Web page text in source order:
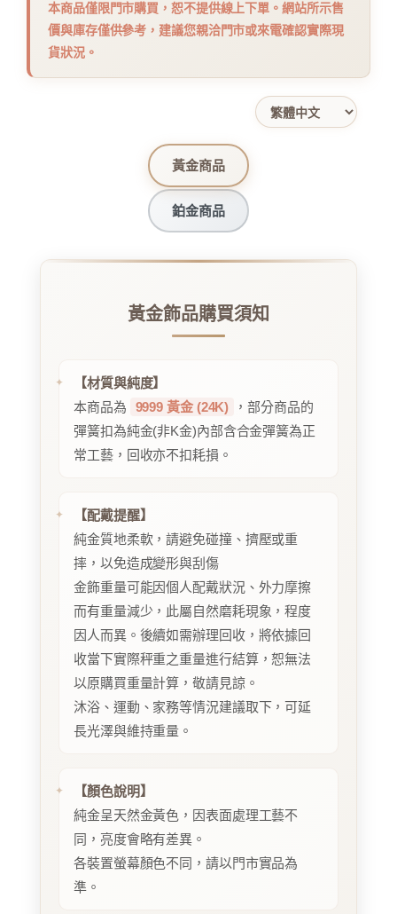
本商品僅限門市購買，恕不提供線上下單。網站所示售
價與庫存僅供參考，建議您親洽門市或來電確認實際現
貨狀況。
黃金商品
鉑金商品
黃金飾品購買須知
【材質與純度】
本商品為
9999 黃金 (24K)
，部分商品的
彈簧扣為純金(非K金)內部含合金彈簧為正
常工藝，回收亦不扣耗損。
【配戴提醒】
純金質地柔軟，請避免碰撞、擠壓或重
摔，以免造成變形與刮傷
金飾重量可能因個人配戴狀況、外力摩擦
而有重量減少，此屬自然磨耗現象，程度
因人而異。後續如需辦理回收，將依據回
收當下實際秤重之重量進行結算，恕無法
以原購買重量計算，敬請見諒。
沐浴、運動、家務等情況建議取下，可延
長光澤與維持重量。
【顏色說明】
純金呈天然金黃色，因表面處理工藝不
同，亮度會略有差異。
各裝置螢幕顏色不同，請以門市實品為
準。